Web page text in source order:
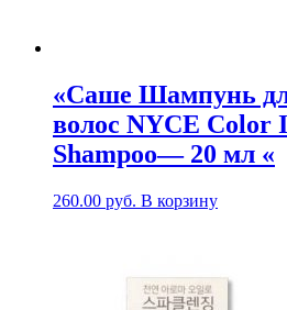
«Саше Шампунь
волос NYCE Color
Shampoo— 20 мл «
260.00 руб. В корзину